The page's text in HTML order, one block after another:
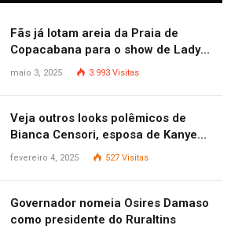
Fãs já lotam areia da Praia de
Copacabana para o show de Lady
Gaga
maio 3, 2025 3.993 Visitas
Veja outros looks polêmicos de
Bianca Censori, esposa de Kanye
West que apareceu nua no Grammy
fevereiro 4, 2025 527 Visitas
Governador nomeia Osires Damaso
como presidente do Ruraltins